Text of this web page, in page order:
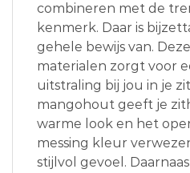
combineren met de
kenmerk. Daar is
gehele bewijs van.
materialen zorgt voor
uitstraling bij jou in je
mangohout geeft je
warme look en het
messing kleur
stijlvol gevoel.